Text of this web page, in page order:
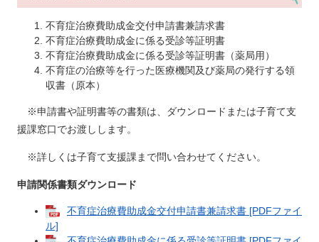
不育症治療費助成金交付申請書兼請求書
不育症治療費助成金に係る受診等証明書
不育症治療費助成金に係る受診等証明書（薬局用）
不育症の治療等を行った医療機関及び薬局の発行する領
収書（原本）
※申請書や証明書等の書類は、ダウンロードまたは子育て支
援課窓口でお渡しします。
※詳しくは子育て支援課まで問い合わせてください。
申請関係書類ダウンロード
不育症治療費助成金交付申請書兼請求書 [PDFファイ
ル]